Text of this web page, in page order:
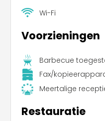
Wi-Fi
Voorzieningen
Barbecue
Fax/
Meertalige
Restauratie